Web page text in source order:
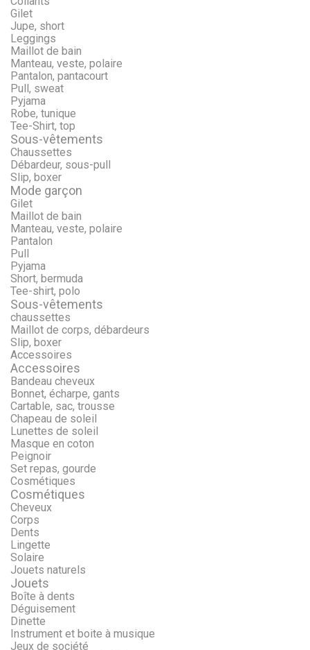
Gilet
Jupe, short
Leggings
Maillot de bain
Manteau, veste, polaire
Pantalon, pantacourt
Pull, sweat
Pyjama
Robe, tunique
Tee-Shirt, top
Sous-vêtements
Chaussettes
Débardeur, sous-pull
Slip, boxer
Mode garçon
Gilet
Maillot de bain
Manteau, veste, polaire
Pantalon
Pull
Pyjama
Short, bermuda
Tee-shirt, polo
Sous-vêtements
chaussettes
Maillot de corps, débardeurs
Slip, boxer
Accessoires
Accessoires
Bandeau cheveux
Bonnet, écharpe, gants
Cartable, sac, trousse
Chapeau de soleil
Lunettes de soleil
Masque en coton
Peignoir
Set repas, gourde
Cosmétiques
Cosmétiques
Cheveux
Corps
Dents
Lingette
Solaire
Jouets naturels
Jouets
Boîte à dents
Déguisement
Dinette
Instrument et boite à musique
Jeux de société